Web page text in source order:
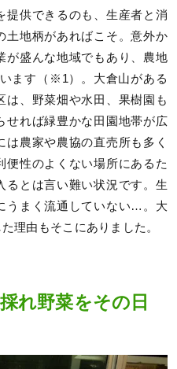
提供できるのも、生産者と消
土地柄があればこそ。意外か
が盛んな地域でもあり、農地
ます（※1）。大倉山がある
は、野菜畑や水田、果樹園も
せれば緑豊かな田園地帯が広
農家や農協の直売所も多く
便性のよくない場所にあるた
るとは言い難い状況です。生
うまく流通していない…。大
理由もそこにありました。
れ野菜をその日